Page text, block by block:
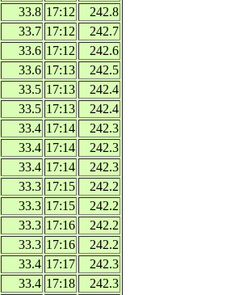
33.8 17:12
242.8
33.7 17:12
242.7
33.6 17:12
242.6
33.6 17:13
242.5
33.5 17:13
242.4
33.5 17:13
242.4
33.4 17:14
242.3
33.4 17:14
242.3
33.4 17:14
242.3
33.3 17:15
242.2
33.3 17:15
242.2
33.3 17:16
242.2
33.3 17:16
242.2
33.4 17:17
242.3
33.4 17:18
242.3